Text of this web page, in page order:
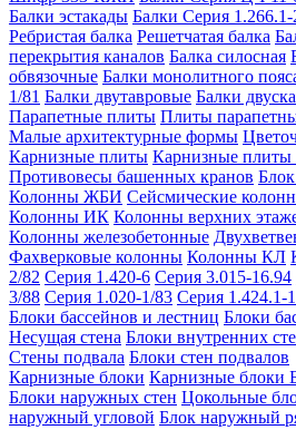
Балки эстакады Балки Серия 1.266.1-
Ребристая балка Решетчатая балка
перекрытия каналов Балка силосная
обвязочные Балки монолитного
1/81 Балки двутавровые Балки
Парапетные плиты Плиты
Малые архитектурные формы
Карнизные плиты Карнизные
Противовесы башенных кранов
Колонны ЖБИ Сейсмические
Колонны ИК Колонны верхних
Колонны железобетонные
Фахверковые колонны Колонны КЛ
2/82 Серия 1.420-6 Серия 3.015-16.94
3/88 Серия 1.020-1/83 Серия 1.424.1-
Блоки бассейнов и лестниц Блоки
Несущая стена Блоки внутренних
Стены подвала Блоки стен подвалов
Карнизные блоки Карнизные блоки
Блоки наружных стен Цокольные
наружный угловой Блок наружный